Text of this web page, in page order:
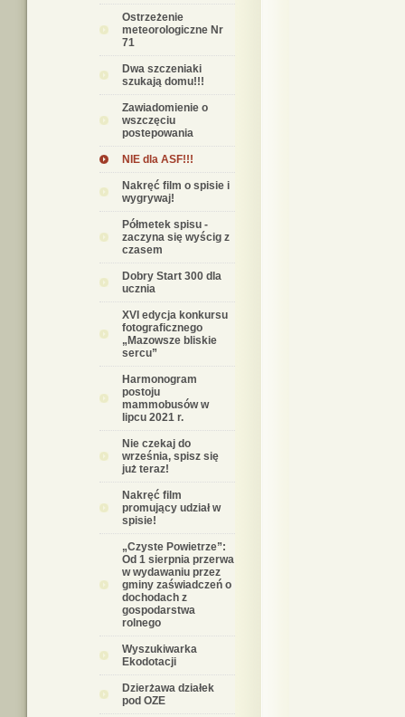
Ostrzeżenie
meteorologiczne Nr
71
Dwa szczeniaki
szukają domu!!!
Zawiadomienie o
wszczęciu
postepowania
NIE dla ASF!!!
Nakręć film o spisie i
wygrywaj!
Półmetek spisu -
zaczyna się wyścig z
czasem
Dobry Start 300 dla
ucznia
XVI edycja konkursu
fotograficznego
„Mazowsze bliskie
sercu”
Harmonogram
postoju
mammobusów w
lipcu 2021 r.
Nie czekaj do
września, spisz się
już teraz!
Nakręć film
promujący udział w
spisie!
„Czyste Powietrze”:
Od 1 sierpnia przerwa
w wydawaniu przez
gminy zaświadczeń o
dochodach z
gospodarstwa
rolnego
Wyszukiwarka
Ekodotacji
Dzierżawa działek
pod OZE